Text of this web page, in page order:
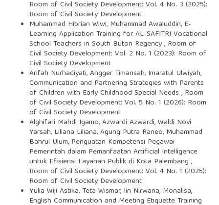
Room of Civil Society Development: Vol. 4 No. 3 (2025):
Room of Civil Society Development
Muhammad Hibrian Wiwi, Muhammad Awaluddin, E-
Learning Application Training for AL-SAFITRI Vocational
School Teachers in South Buton Regency, Room of
Civil Society Development: Vol. 2 No. 1 (2023): Room of
Civil Society Development
Arifah Nurhadiyati, Angger Timansah, Imaratul Ulwiyah,
Communication and Partnering Strategies with Parents
of Children with Early Childhood Special Needs , Room
of Civil Society Development: Vol. 5 No. 1 (2026): Room
of Civil Society Development
Alghifari Mahdi Igamo, Azwardi Azwardi, Waldi Novi
Yarsah, Liliana Liliana, Agung Putra Raneo, Muhammad
Bahrul Ulum, Penguatan Kompetensi Pegawai
Pemerintah dalam Pemanfaatan Artificial Intelligence
untuk Efisiensi Layanan Publik di Kota Palembang ,
Room of Civil Society Development: Vol. 4 No. 1 (2025):
Room of Civil Society Development
Yulia Wiji Astika, Teta Wismar, Iin Nirwana, Monalisa,
English Communication and Meeting Etiquette Training